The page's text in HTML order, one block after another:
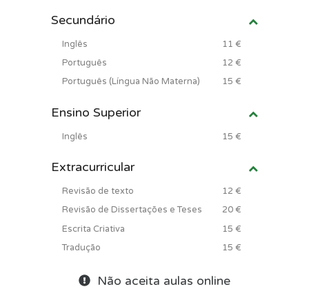
Secundário
Inglês
11 €
Português
12 €
Português (Língua Não Materna)
15 €
Ensino Superior
Inglês 15 €
Extracurricular
Revisão de texto
12 €
Revisão de Dissertações e Teses
20 €
Escrita Criativa
15 €
Tradução
15 €
Não aceita aulas online